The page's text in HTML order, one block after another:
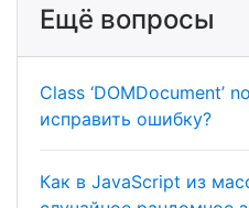
Ещё вопросы
Class ‘DOMDocument’
исправить ошибку?
Как в JavaScript из